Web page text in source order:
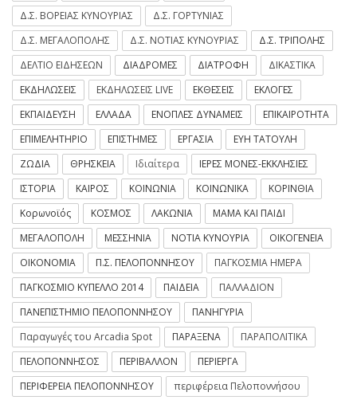
Δ.Σ. ΒΟΡΕΙΑΣ ΚΥΝΟΥΡΙΑΣ
Δ.Σ. ΓΟΡΤΥΝΙΑΣ
Δ.Σ. ΜΕΓΑΛΟΠΟΛΗΣ
Δ.Σ. ΝΟΤΙΑΣ ΚΥΝΟΥΡΙΑΣ
Δ.Σ. ΤΡΙΠΟΛΗΣ
ΔΕΛΤΙΟ ΕΙΔΗΣΕΩΝ
ΔΙΑΔΡΟΜΕΣ ΔΙΑΤΡΟΦΗ
ΔΙΚΑΣΤΙΚΑ
ΕΚΔΗΛΩΣΕΙΣ
ΕΚΔΗΛΩΣΕΙΣ LIVE ΕΚΘΕΣΕΙΣ
ΕΚΛΟΓΕΣ
ΕΚΠΑΙΔΕΥΣΗ
ΕΛΛΑΔΑ ΕΝΟΠΛΕΣ ΔΥΝΑΜΕΙΣ
ΕΠΙΚΑΙΡΟΤΗΤΑ
ΕΠΙΜΕΛΗΤΗΡΙΟ
ΕΠΙΣΤΗΜΕΣ ΕΡΓΑΣΙΑ
ΕΥΗ ΤΑΤΟΥΛΗ
ΖΩΔΙΑ
ΘΡΗΣΚΕΙΑ Ιδιαίτερα
ΙΕΡΕΣ ΜΟΝΕΣ-ΕΚΚΛΗΣΙΕΣ
ΙΣΤΟΡΙΑ
ΚΑΙΡΟΣ ΚΟΙΝΩΝΙΑ ΚΟΙΝΩΝΙΚΑ
ΚΟΡΙΝΘΙΑ
Κορωνοϊός
ΚΟΣΜΟΣ ΛΑΚΩΝΙΑ
ΜΑΜΑ ΚΑΙ ΠΑΙΔΙ
ΜΕΓΑΛΟΠΟΛΗ
ΜΕΣΣΗΝΙΑ ΝΟΤΙΑ ΚΥΝΟΥΡΙΑ
ΟΙΚΟΓΕΝΕΙΑ
ΟΙΚΟΝΟΜΙΑ
Π.Σ. ΠΕΛΟΠΟΝΝΗΣΟΥ
ΠΑΓΚΟΣΜΙΑ ΗΜΕΡΑ
ΠΑΓΚΟΣΜΙΟ ΚΥΠΕΛΛΟ 2014
ΠΑΙΔΕΙΑ
ΠΑΛΛΑΔΙΟΝ
ΠΑΝΕΠΙΣΤΗΜΙΟ ΠΕΛΟΠΟΝΝΗΣΟΥ
ΠΑΝΗΓΥΡΙΑ
Παραγωγές του Arcadia Spot
ΠΑΡΑΞΕΝΑ
ΠΑΡΑΠΟΛΙΤΙΚΑ
ΠΕΛΟΠΟΝΝΗΣΟΣ
ΠΕΡΙΒΑΛΛΟΝ
ΠΕΡΙΕΡΓΑ
ΠΕΡΙΦΕΡΕΙΑ ΠΕΛΟΠΟΝΝΗΣΟΥ
περιφέρεια Πελοποννήσου